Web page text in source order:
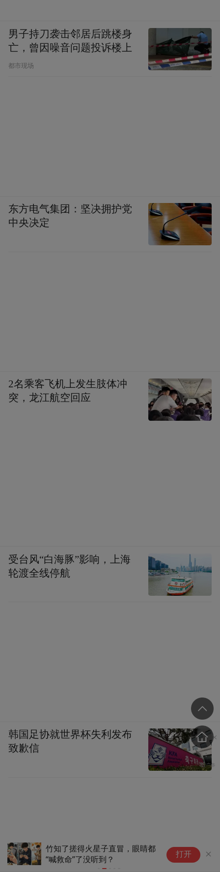
孩子喊“看不清”？当心眼睛“谎
报”军情，视觉训练了解一下
打开
男子持刀袭击邻居后跳楼身
亡，曾因噪音问题投诉楼上
都市现场
东方电气集团：坚决拥护党
中央决定
2名乘客飞机上发生肢体冲
突，龙江航空回应
受台风“白海豚”影响，上海
轮渡全线停航
韩国足协就世界杯失利发布
致歉信